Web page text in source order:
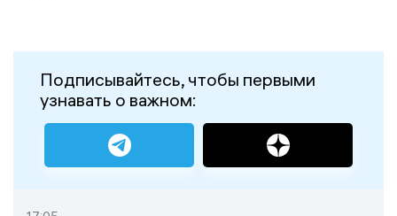
Подписывайтесь, чтобы первыми
узнавать о важном: